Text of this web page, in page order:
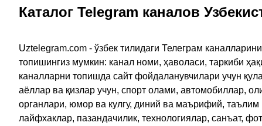
Каталог Telegram каналов
Uztelegram.com - ўзбек тилидаги Телеграм
топишингиз мумкин: канал номи, ҳаволаси, таркиби
каналларни топишда сайт фойдаланувчилари учун
аёллар ва қизлар учун, спорт олами, автомобиллар,
органлари, юмор ва кулгу, диний ва маърифий,
лайфхаклар, пазандачилик, технологиялар, санъат,